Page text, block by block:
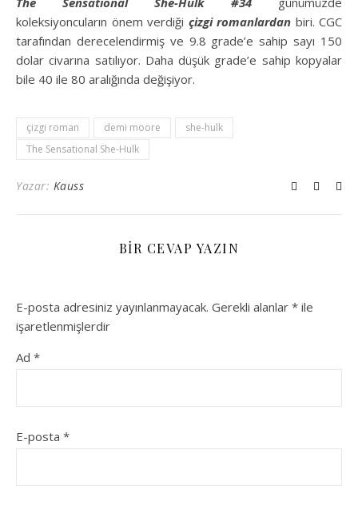
koleksiyoncuların önem verdiği çizgi romanlardan biri. CGC
tarafından derecelendirmiş ve 9.8 grade’e sahip sayı 150
dolar civarına satılıyor. Daha düşük grade’e sahip kopyalar
bile 40 ile 80 aralığında değişiyor.
çizgi roman demi moore
she-hulk
The Sensational She-Hulk
Yazar: Kauss
BIR CEVAP YAZIN
E-posta adresiniz yayınlanmayacak. Gerekli alanlar * ile
işaretlenmişlerdir
Ad *
E-posta *